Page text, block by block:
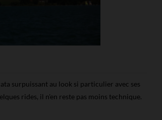
surpuissant au look si particulier avec ses
rides, il n'en reste pas moins technique.